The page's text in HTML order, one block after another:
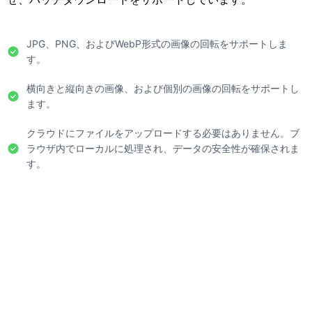
JPG、PNG、およびWebP形式の画像の回転をサポートしま
す。
横向きと縦向きの画像、および個別の画像の回転をサポートし
ます。
クラウドにファイルをアップロードする必要はありません。ブ
ラウザ内でローカルに処理され、データの安全性が確保されま
す。